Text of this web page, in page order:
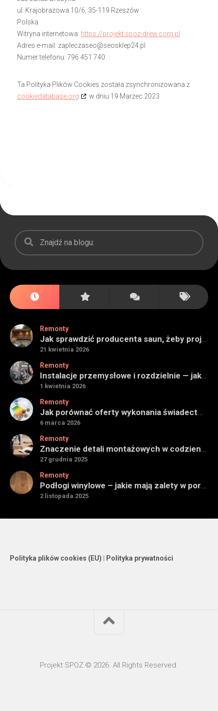
ul. Krajobrazowa 10/6, 35-119 Rzeszów
Polska
Witryna internetowa: https://projekt.spoz-drew.com.pl
Adres e-mail: lp.42pelksoes@oesazcelpaz
Numer telefonu: 796 451 740
Ta Polityka Plików Cookies została zsynchronizowana z
cookiedatabase.org
w dniu 19 Marzec 2023
Remonty
Jak sprawdzić producenta saun, żeby projekt miał sens na lata
21 kwietnia 2026
Remonty
Instalacje przemysłowe i rozdzielnie — jak ocenić wykonawcę do obiektu technicznego
1 kwietnia 2026
Remonty
Jak porównać oferty wykonania świadectwa energetycznego bez wpadek
6 marca 2026
Remonty
Znaczenie detali montażowych w codziennej pracy technicznej
27 grudnia 2025
Remonty
Podłogi winylowe – jakie mają zalety w porównaniu z drewnianymi
2 listopada 2025
Polityka plików cookies (EU) Polityka prywatności
Projekt SPOZ © 2026. All Rights Reserved.